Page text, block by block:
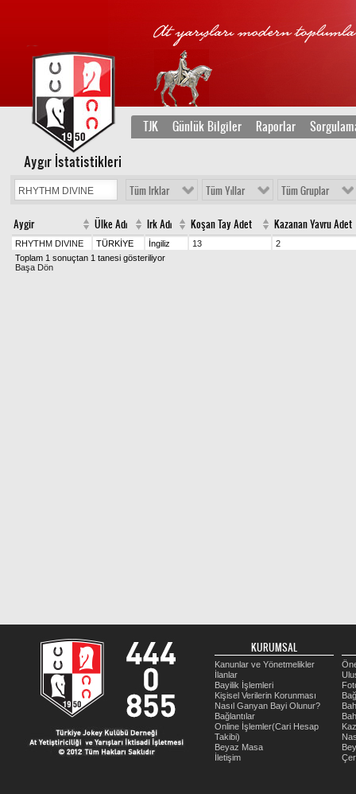
TJK Günlük Bilgiler Raporlar
Aygır İstatistikleri
Tüm Irklar Tüm Yıllar Tüm Gruplar
Aygir Ülke Adı Irk Adı Koşan Tay Adet Kazanan Yavru Adet
RHYTHM DIVINE TÜRKİYE İngiliz 13
2
Toplam 1 sonuçtan 1 tanesi gösteriliyor
Başa Dön
KURUMSAL
Kanunlar ve Yönetmelikler
İlanlar
Bayilik İşlemleri
Kişisel Verilerin Korunması
Nasıl Ganyan Bayi Olunur?
Bağlantılar
Online İşlemler(Cari Hesap
Takibi)
Beyaz Masa
İletişim